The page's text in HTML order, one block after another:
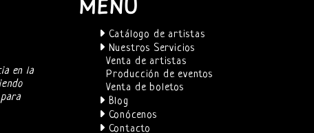
en la
MENÚ
Catálogo de artistas
Nuestros Servicios
Venta de artistas
Producción de eventos
Venta de boletos
Blog
Conócenos
Contacto